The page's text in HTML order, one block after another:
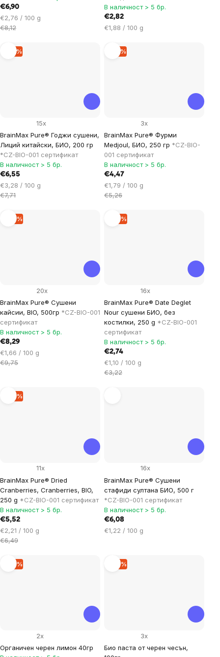
€6,90
Цена
за
€2,76 / 100 g
€8,12
В наличност > 5 бр.
€2,82
Цена
мярка:
€1,88 / 100 g
–15 %
BrainMax Pure® Годжи сушени,
Лиций китайски, БИО, 200 гр
*CZ-BIO-001 сертификат
15x
В наличност > 5 бр.
€6,55
Цена
за
€3,28 / 100 g
€7,71
–15 %
BrainMax Pure® Фурми
Medjoul, БИО, 250 гр *CZ-BIO-
001 сертификат
3x
В наличност > 5 бр.
€4,47
Цена
за
€1,79 / 100 g
€5,26
–14 %
BrainMax Pure® Cушени
кайсии, BIO, 500гр *CZ-BIO-001
сертификат
20x
В наличност > 5 бр.
€8,29
Цена
за
€1,66 / 100 g
€9,75
–14 %
BrainMax Pure® Date Deglet
Nour сушени БИО, без
костилки, 250 g *CZ-BIO-001
сертификат
16x
В наличност > 5 бр.
€2,74
Цена
за
€1,10 / 100 g
€3,22
–14 %
BrainMax Pure® Dried
Cranberries, Cranberries, BIO,
250 g *CZ-BIO-001 сертификат
11x
В наличност > 5 бр.
€5,52
Цена
за
€2,21 / 100 g
€6,49
BrainMax Pure® Сушени
стафиди султана БИО, 500 г
*CZ-BIO-001 сертификат
16x
В наличност > 5 бр.
€6,08
Цена
€1,22 / 100 g
–10 %
Органичен черен лимон 40гр
2x
–10 %
Био паста от черен чесън,
3x